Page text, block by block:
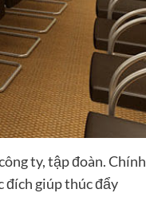
ty, tập đoàn. Chính
đích giúp thúc đẩy